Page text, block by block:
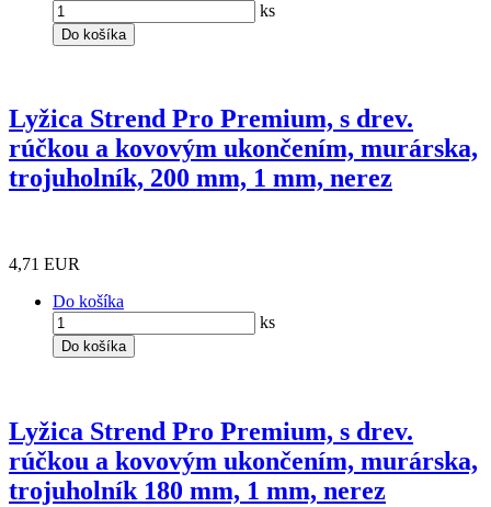
ks
Do košíka
Lyžica Strend Pro Premium, s drev.
rúčkou a kovovým ukončením, murárska,
trojuholník, 200 mm, 1 mm, nerez
4,71 EUR
Do košíka
ks
Do košíka
Lyžica Strend Pro Premium, s drev.
rúčkou a kovovým ukončením, murárska,
trojuholník 180 mm, 1 mm, nerez